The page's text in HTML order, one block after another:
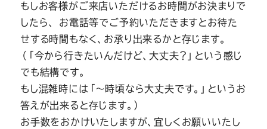
もしお客様がご来店いただけるお時間がお決まりで
したら、 お電話等でご予約いただきますとお待た
せする時間もなく、お承り出来るかと存じます。
（「今から行きたいんだけど、大丈夫？」という感じ
でも結構です。
もし混雑時には「～時頃なら大丈夫です。」というお
答えが出来ると存じます。）
お手数をおかけいたしますが、宜しくお願いいたし